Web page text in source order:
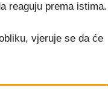
reaguju prema istima.
vjeruje se da će